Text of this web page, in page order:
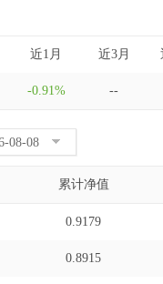
近1月 近3月
-0.91% --
累计净值
0.9179
0.8915